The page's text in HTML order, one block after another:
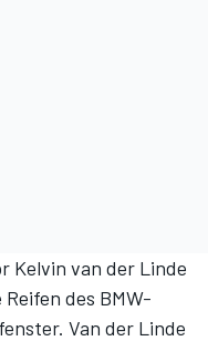
Kelvin van der Linde
des BMW-
Van der Linde